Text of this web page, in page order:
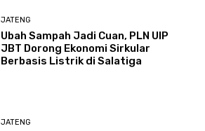
JATENG
Ubah Sampah Jadi Cuan, PLN UIP
JBT Dorong Ekonomi Sirkular
Berbasis Listrik di Salatiga
JATENG